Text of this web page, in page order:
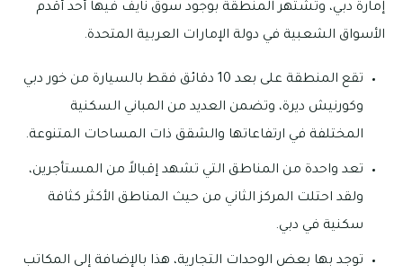
إمارة دبي، وتشتهر المنطقة بوجود سوق نايف فيها أحد أقدم
الأسواق الشعبية في دولة الإمارات العربية المتحدة.
تقع المنطقة على بعد 10 دقائق فقط بالسيارة من خور دبي
وكورنيش ديرة، وتضمن العديد من المباني السكنية
المختلفة في ارتفاعاتها والشقق ذات المساحات المتنوعة.
تعد واحدة من المناطق التي تشهد إقبالاً من المستأجرين،
ولقد احتلت المركز الثاني من حيث المناطق الأكثر كثافة
سكنية في دبي.
توجد بها بعض الوحدات التجارية، هذا بالإضافة إلى المكاتب